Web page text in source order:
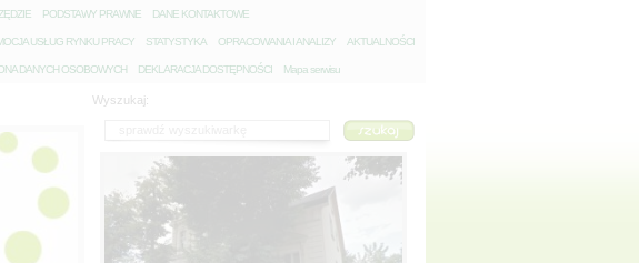
PODSTAWY PRAWNE DANE KONTAKTOWE
USŁUG RYNKU PRACY STATYSTYKA OPRACOWANIA I ANALIZY AKTUALNOŚCI
DANYCH OSOBOWYCH DEKLARACJA DOSTĘPNOŚCI Mapa serwisu
Wyszukaj: